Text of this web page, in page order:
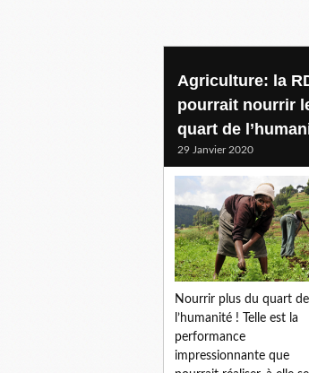
rdc
Agriculture: la
pourrait nourrir
quart de
29 Janvier 2020
Nourrir plus du quart de
l’humanité ! Telle est la
performance
impressionnante que